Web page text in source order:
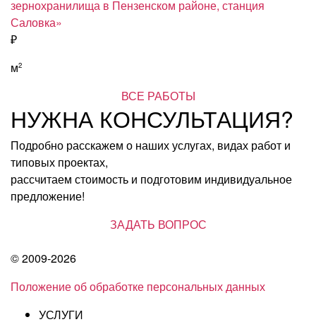
зернохранилища в Пензенском районе, станция
Саловка»
₽
м2
ВСЕ РАБОТЫ
НУЖНА КОНСУЛЬТАЦИЯ?
Подробно расскажем о наших услугах, видах работ и
типовых проектах,
рассчитаем стоимость и подготовим индивидуальное
предложение!
ЗАДАТЬ ВОПРОС
© 2009-2026
Положение об обработке персональных данных
УСЛУГИ